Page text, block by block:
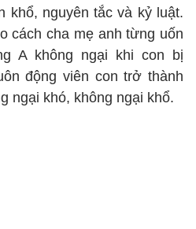
khổ, nguyên tắc và kỷ luật.
cách cha mẹ anh từng uốn
A không ngại khi con bị
động viên con trở thành
ngại khó, không ngại khổ.